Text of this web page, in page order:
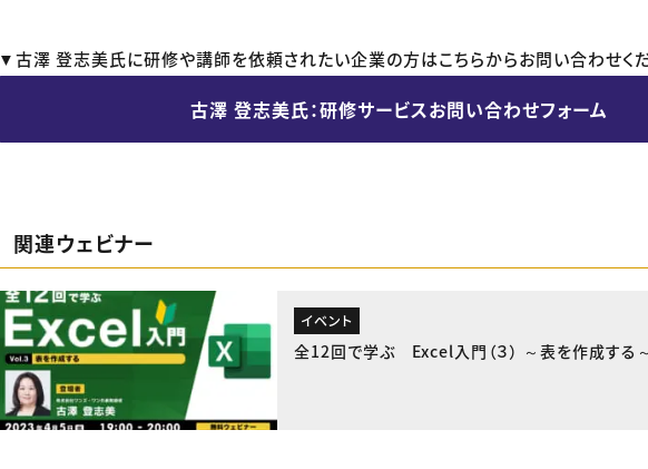
▼古澤 登志美氏に研修や講師を依頼されたい企業の方はこちらからお問い合わせくだ
古澤 登志美氏：研修サービスお問い合わせフォーム
関連ウェビナー
イベント
全12回で学ぶ Excel入門（３） ～表を作成する～